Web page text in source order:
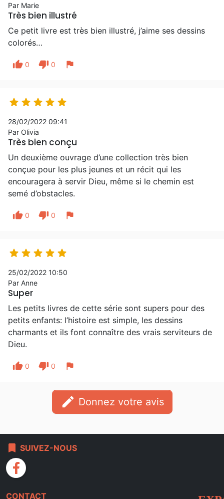
Par Marie
Très bien illustré
Ce petit livre est très bien illustré, j’aime ses dessins
colorés…
thumb_up 0 thumb_down 0 flag
    
28/02/2022 09:41
Par Olivia
Très bien conçu
Un deuxième ouvrage d’une collection très bien
conçue pour les plus jeunes et un récit qui les
encouragera à servir Dieu, même si le chemin est
semé d’obstacles.
thumb_up 0 thumb_down 0 flag
    
25/02/2022 10:50
Par Anne
Super
Les petits livres de cette série sont supers pour des
petits enfants: l’histoire est simple, les dessins
charmants et ils font connaître des vrais serviteurs de
Dieu.
thumb_up 0 thumb_down 0 flag
edit Donnez votre avis
bookmark SUIVEZ-NOUS
facebook
CONTACT